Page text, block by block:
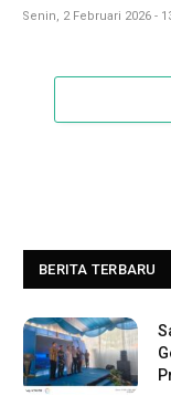
Senin, 2 Februari 2026 -
BERITA TERBARU